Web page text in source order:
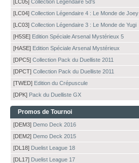
[LC05] Collection Légendaire 5d's
[LC04] Collection Légendaire 4 : Le Monde de Joey
[LC03] Collection Légendaire 3 : Le Monde de Yugi
[H5SE] Edition Spéciale Arsenal Mystérieux 5
[HASE] Edition Spéciale Arsenal Mystérieux
[DPC5] Collection Pack du Duelliste 2011
[DPCT] Collection Pack du Duelliste 2011
[TWED] Edition du Crépuscule
[DPK] Pack du Duelliste GX
Promos de Tournoi
[DEM3] Demo Deck 2016
[DEM2] Demo Deck 2015
[DL18] Duelist League 18
[DL17] Duelist League 17